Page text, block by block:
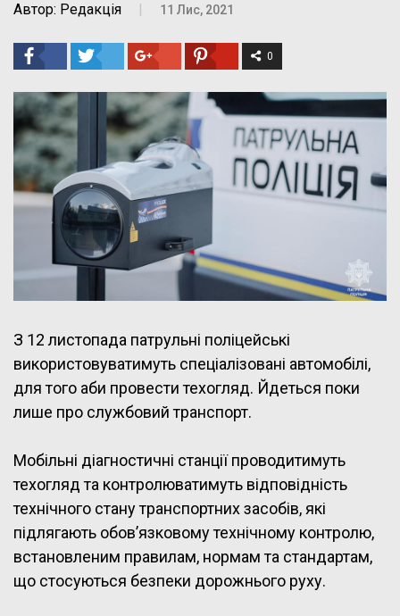
Автор: Редакція | 11 Лис, 2021
0
З 12 листопада патрульні поліцейські
використовуватимуть спеціалізовані автомобілі,
для того аби провести техогляд. Йдеться поки
лише про службовий транспорт.
Мобільні діагностичні станції проводитимуть
техогляд та контролюватимуть відповідність
технічного стану транспортних засобів, які
підлягають обов’язковому технічному контролю,
встановленим правилам, нормам та стандартам,
що стосуються безпеки дорожнього руху.